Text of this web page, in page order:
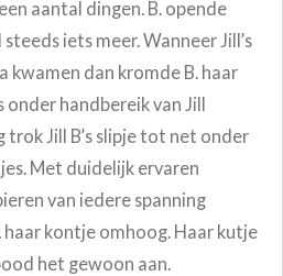
aantal dingen. B. opende
iets meer. Wanneer Jill’s
kwamen dan kromde B. haar
handbereik van Jill
trok Jill B’s slipje tot net onder
Met duidelijk ervaren
van iedere spanning
kontje omhoog. Haar kutje
het gewoon aan.